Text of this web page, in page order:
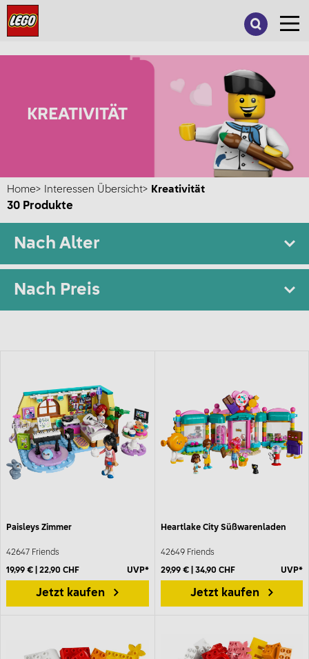
KREATIVITÄT
Home Interessen Übersicht Kreativität
30 Produkte
Nach Alter
Nach Preis
Paisleys Zimmer
42647 Friends
19,99 € | 22,90 CHF UVP*
Jetzt kaufen
Heartlake City Süßwarenladen
42649 Friends
29,99 € | 34,90 CHF UVP*
Jetzt kaufen